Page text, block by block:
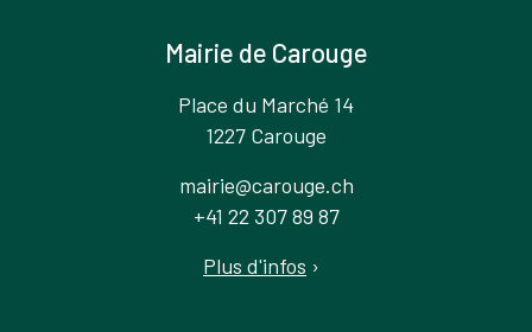
Mairie de Carouge
Place du Marché 14
1227 Carouge
mairie@carouge.ch
+41 22 307 89 87
Plus d'infos ›